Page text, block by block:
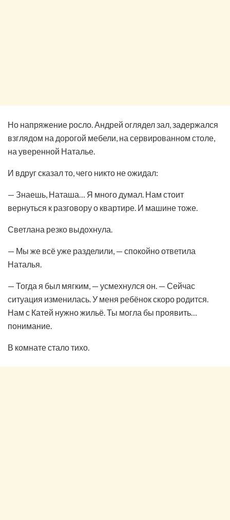
Но напряжение росло. Андрей оглядел зал, задержался
взглядом на дорогой мебели, на сервированном столе,
на уверенной Наталье.
И вдруг сказал то, чего никто не ожидал:
— Знаешь, Наташа… Я много думал. Нам стоит
вернуться к разговору о квартире. И машине тоже.
Светлана резко выдохнула.
— Мы же всё уже разделили, — спокойно ответила
Наталья.
— Тогда я был мягким, — усмехнулся он. — Сейчас
ситуация изменилась. У меня ребёнок скоро родится.
Нам с Катей нужно жильё. Ты могла бы проявить…
понимание.
В комнате стало тихо.